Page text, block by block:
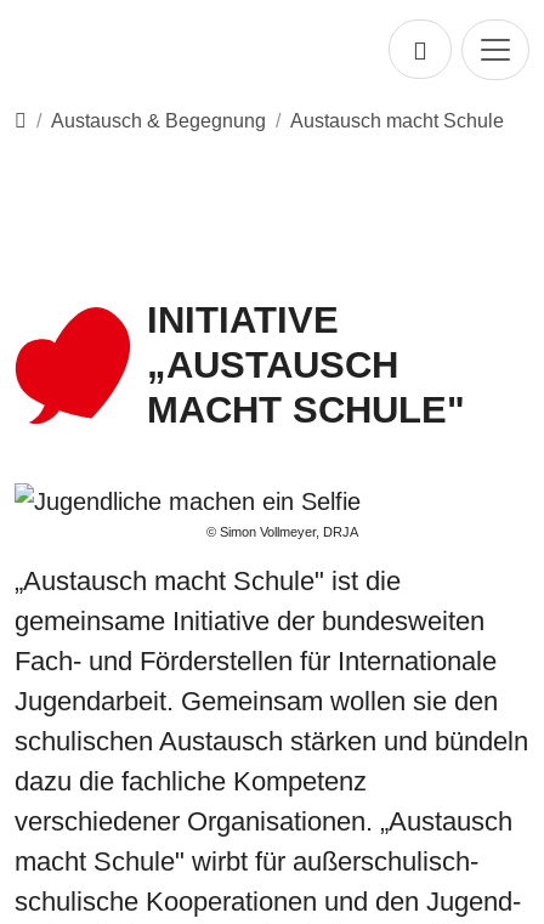
Startseite
Austausch & Begegnung Austausch macht Schule
INITIATIVE
„AUSTAUSCH
MACHT SCHULE"
© Simon Vollmeyer, DRJA
„Austausch macht Schule" ist die
gemeinsame Initiative der bundesweiten
Fach- und Förderstellen für Internationale
Jugendarbeit. Gemeinsam wollen sie den
schulischen Austausch stärken und bündeln
dazu die fachliche Kompetenz
verschiedener Organisationen. „Austausch
macht Schule" wirbt für außerschulisch-
schulische Kooperationen und den Jugend-